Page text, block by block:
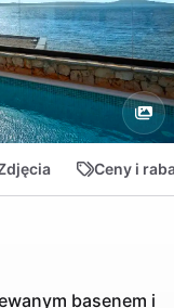
Ceny i
basenem i